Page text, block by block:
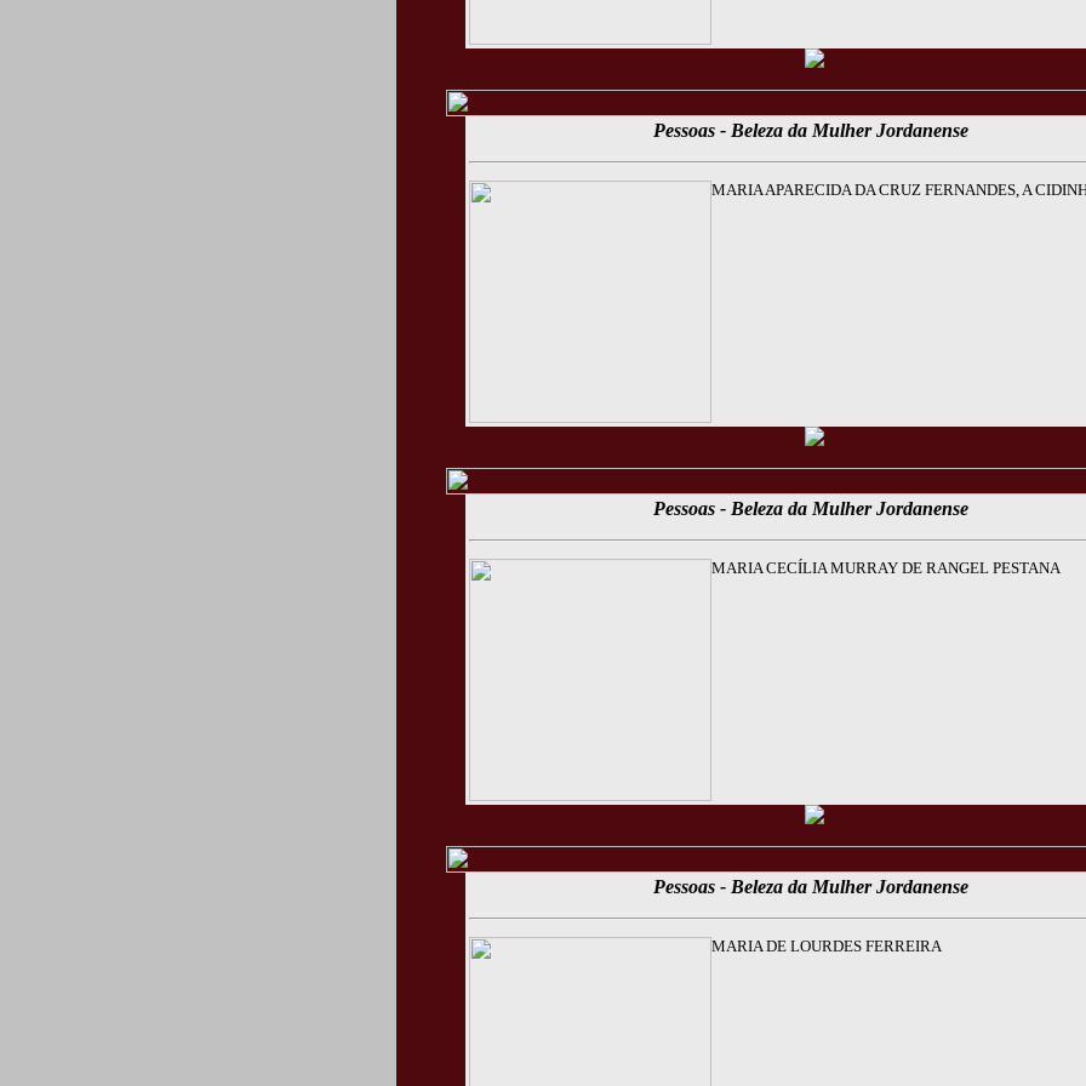
Pessoas - Beleza da Mulher Jordanense
MARIA APARECIDA DA CRUZ FERNANDES, A
Pessoas - Beleza da Mulher Jordanense
MARIA CECÍLIA MURRAY DE RANGEL PESTANA
Pessoas - Beleza da Mulher Jordanense
MARIA DE LOURDES FERREIRA